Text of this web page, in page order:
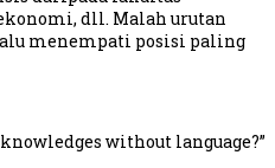
dll. Malah urutan
menempati posisi paling
without language?”